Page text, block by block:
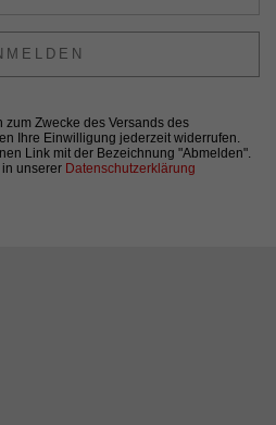
zum Zwecke des Versands des
Ihre Einwilligung jederzeit widerrufen.
Link mit der Bezeichnung "Abmelden".
unserer Datenschutzerklärung